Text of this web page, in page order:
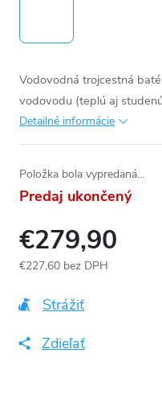
Vodovodná trojcestná
vodovodu (teplú aj
Detailné informácie
Položka bola vypredaná…
Predaj ukončený
€279,90
€227,60 bez DPH
cena:Strážiť
Zdieľať